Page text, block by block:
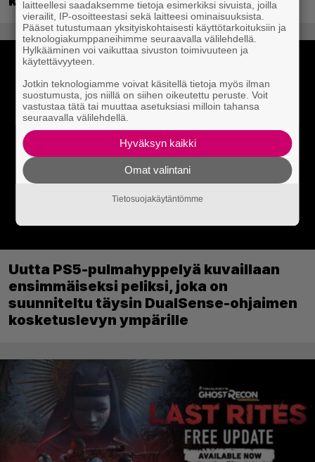
Uutta PS5-pulmahyppelyä kuvaillaan
ensimmäiseksi peliksi, joka on
suunniteltu täysin DualSense-ohjaimen
kosketuslevyn ympärille
laitteellesi saadaksemme tietoja esimerkiksi sivuista, joilla
vierailit, IP-osoitteestasi sekä laitteesi ominaisuuksista.
Pääset tutustumaan yksityiskohtaisesti käyttötarkoituksiin ja
teknologiakumppaneihimme seuraavalla välilehdellä.
Hylkääminen voi vaikuttaa sivuston toimivuuteen ja
käytettävyyteen.
Jotkin teknologiamme voivat käsitellä tietoja myös ilman
suostumusta, jos niillä on siihen oikeutettu peruste. Voit
vastustaa tätä tai muuttaa asetuksiasi milloin tahansa
seuraavalla välilehdellä.
Hyväksyn kaikki
Omat valintani
Tietosuojakäytäntömme